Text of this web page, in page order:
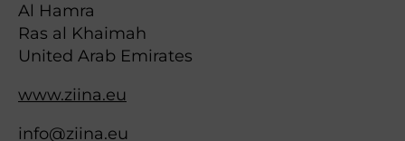
Al Hamra
Ras al Khaimah
United Arab Emirates
www.ziina.eu
info@ziina.eu